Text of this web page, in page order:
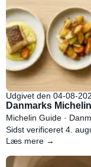
Udgivet den 04-08-
Danmarks
Michelin Guide ·
Sidst verificeret 4.
Læs mere →